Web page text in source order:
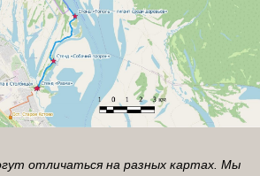
отличаться на разных картах. Мы